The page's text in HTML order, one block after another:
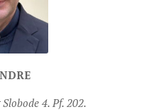
4. Pf. 202.